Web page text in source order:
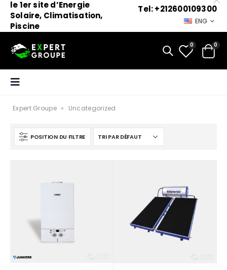
le 1er site d’Energie
Solaire, Climatisation,
Piscine
Tel: +212600109300
ENG
0 0
Expert Groupe » Uncategorized
POSITION DU FILTRE